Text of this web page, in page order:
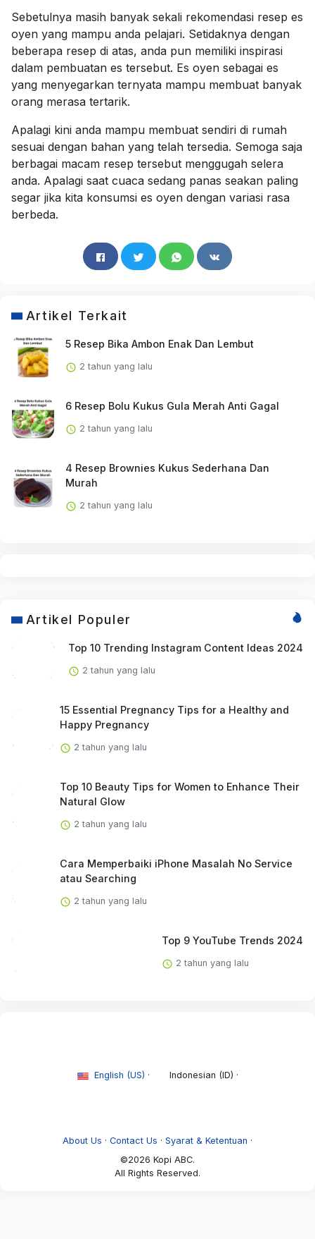
Sebetulnya masih banyak sekali rekomendasi resep es
oyen yang mampu anda pelajari. Setidaknya dengan
beberapa resep di atas, anda pun memiliki inspirasi
dalam pembuatan es tersebut. Es oyen sebagai es
yang menyegarkan ternyata mampu membuat banyak
orang merasa tertarik.
Apalagi kini anda mampu membuat sendiri di rumah
sesuai dengan bahan yang telah tersedia. Semoga saja
berbagai macam resep tersebut menggugah selera
anda. Apalagi saat cuaca sedang panas seakan paling
segar jika kita konsumsi es oyen dengan variasi rasa
berbeda.
Artikel Terkait
5 Resep Bika Ambon Enak Dan Lembut
2 tahun yang lalu
6 Resep Bolu Kukus Gula Merah Anti Gagal
2 tahun yang lalu
4 Resep Brownies Kukus Sederhana Dan
Murah
2 tahun yang lalu
Artikel Populer
Top 10 Trending Instagram Content Ideas 2024
2 tahun yang lalu
15 Essential Pregnancy Tips for a Healthy and
Happy Pregnancy
2 tahun yang lalu
Top 10 Beauty Tips for Women to Enhance Their
Natural Glow
2 tahun yang lalu
Cara Memperbaiki iPhone Masalah No Service
atau Searching
2 tahun yang lalu
Top 9 YouTube Trends 2024
2 tahun yang lalu
English (US) · Indonesian (ID) ·
About Us · Contact Us · Syarat & Ketentuan ·
©2026 Kopi ABC.
All Rights Reserved.